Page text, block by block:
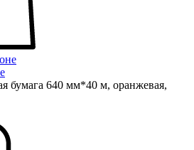
бумага 640 мм*40 м, оранжевая,